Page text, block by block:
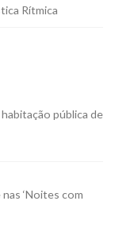
Rítmica
pública de
‘Noites com